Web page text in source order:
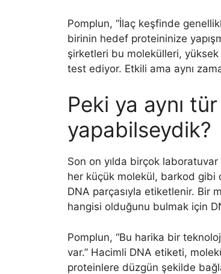
Pomplun, “İlaç keşfinde
birinin hedef proteininize
şirketleri bu molekülleri,
test ediyor. Etkili ama aynı
Peki ya aynı
yapabilseydik?
Son on yılda birçok
her küçük molekül, barkod gibi
DNA parçasıyla etiketlenir. Bir
hangisi olduğunu bulmak için
Pomplun, “Bu harika bir
var.” Hacimli DNA etiketi,
proteinlere düzgün şekilde